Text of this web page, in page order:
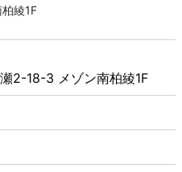
綾1F
2-18-3 メゾン南柏綾1F